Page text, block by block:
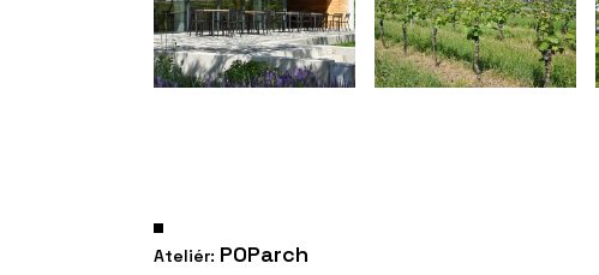
Ateliér: POParch